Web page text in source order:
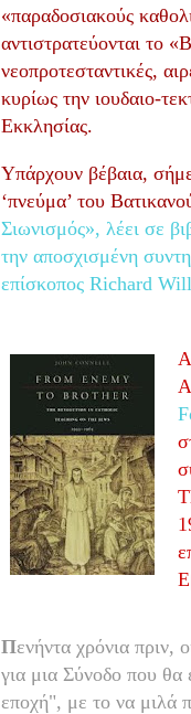
«παραδοσιακούς
αντιστρατεύονται το
νεοπροτεσταντικές,
κυρίως την ιουδαιο-
Εκκλησίας.
Υπάρχουν βέβαια,
‘πνεύμα’ του
Σιωνισμός», λέει σε
την αποσχισμένη
επίσκοπος Richard
Πενήντα χρόνια πριν,
για μια Σύνοδο που θα
εποχή", με το να μιλά